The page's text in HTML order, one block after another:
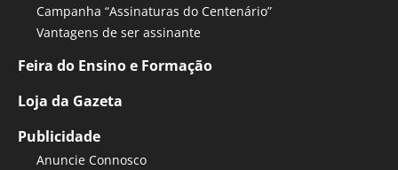
Campanha “Assinaturas do Centenário”
Vantagens de ser assinante
Feira do Ensino e Formação
Loja da Gazeta
Publicidade
Anuncie Connosco